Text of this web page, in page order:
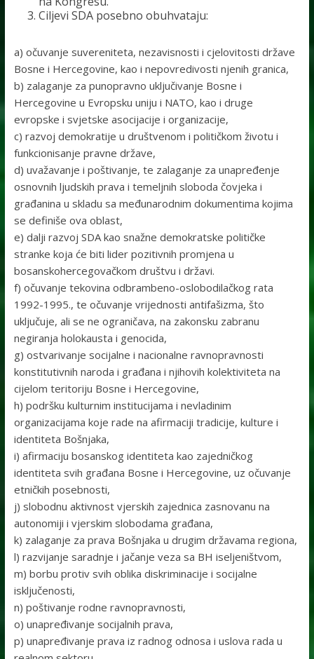
Ciljevi SDA posebno obuhvataju:
a) očuvanje suvereniteta, nezavisnosti i cjelovitosti države
Bosne i Hercegovine, kao i nepovredivosti njenih granica,
b) zalaganje za punopravno uključivanje Bosne i
Hercegovine u Evropsku uniju i NATO, kao i druge
evropske i svjetske asocijacije i organizacije,
c) razvoj demokratije u društvenom i političkom životu i
funkcionisanje pravne države,
d) uvažavanje i poštivanje, te zalaganje za unapređenje
osnovnih ljudskih prava i temeljnih sloboda čovjeka i
građanina u skladu sa međunarodnim dokumentima kojima
se definiše ova oblast,
e) dalji razvoj SDA kao snažne demokratske političke
stranke koja će biti lider pozitivnih promjena u
bosanskohercegovačkom društvu i državi.
f) očuvanje tekovina odbrambeno-oslobodilačkog rata
1992-1995., te očuvanje vrijednosti antifašizma, što
uključuje, ali se ne ograničava, na zakonsku zabranu
negiranja holokausta i genocida,
g) ostvarivanje socijalne i nacionalne ravnopravnosti
konstitutivnih naroda i građana i njihovih kolektiviteta na
cijelom teritoriju Bosne i Hercegovine,
h) podršku kulturnim institucijama i nevladinim
organizacijama koje rade na afirmaciji tradicije, kulture i
identiteta Bošnjaka,
i) afirmaciju bosanskog identiteta kao zajedničkog
identiteta svih građana Bosne i Hercegovine, uz očuvanje
etničkih posebnosti,
j) slobodnu aktivnost vjerskih zajednica zasnovanu na
autonomiji i vjerskim slobodama građana,
k) zalaganje za prava Bošnjaka u drugim državama regiona,
l) razvijanje saradnje i jačanje veza sa BH iseljeništvom,
m) borbu protiv svih oblika diskriminacije i socijalne
isključenosti,
n) poštivanje rodne ravnopravnosti,
o) unapređivanje socijalnih prava,
p) unapređivanje prava iz radnog odnosa i uslova rada u